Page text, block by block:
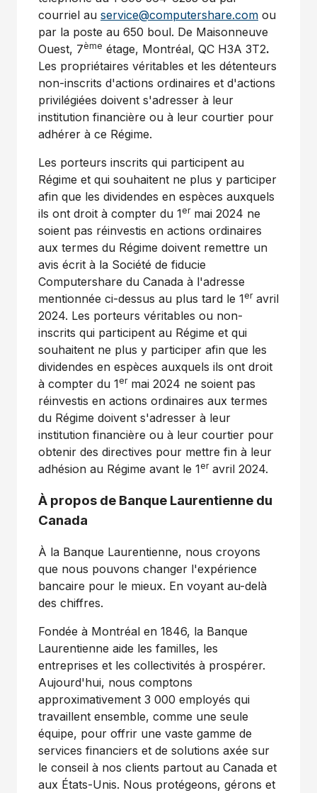
courriel au service@computershare.com ou
par la poste au 650 boul. De Maisonneuve
Ouest, 7ème étage, Montréal, QC H3A 3T2.
Les propriétaires véritables et les détenteurs
non-inscrits d'actions ordinaires et d'actions
privilégiées doivent s'adresser à leur
institution financière ou à leur courtier pour
adhérer à ce Régime.
Les porteurs inscrits qui participent au
Régime et qui souhaitent ne plus y participer
afin que les dividendes en espèces auxquels
ils ont droit à compter du 1ermai 2024 ne
soient pas réinvestis en actions ordinaires
aux termes du Régime doivent remettre un
avis écrit à la Société de fiducie
Computershare du Canada à l'adresse
mentionnée ci-dessus au plus tard le 1eravril
2024. Les porteurs véritables ou non-
inscrits qui participent au Régime et qui
souhaitent ne plus y participer afin que les
dividendes en espèces auxquels ils ont droit
à compter du 1ermai 2024 ne soient pas
réinvestis en actions ordinaires aux termes
du Régime doivent s'adresser à leur
institution financière ou à leur courtier pour
obtenir des directives pour mettre fin à leur
adhésion au Régime avant le 1eravril 2024.
À propos de Banque Laurentienne du
Canada
À la Banque Laurentienne, nous croyons
que nous pouvons changer l'expérience
bancaire pour le mieux. En voyant au-delà
des chiffres.
Fondée à Montréal en 1846, la Banque
Laurentienne aide les familles, les
entreprises et les collectivités à prospérer.
Aujourd'hui, nous comptons
approximativement 3 000 employés qui
travaillent ensemble, comme une seule
équipe, pour offrir une vaste gamme de
services financiers et de solutions axée sur
le conseil à nos clients partout au Canada et
aux États-Unis. Nous protégeons, gérons et